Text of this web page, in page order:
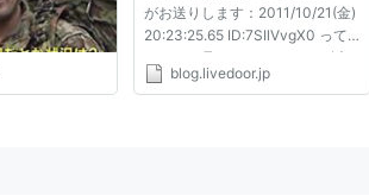
がお送りします：2011/10/21(金)
20:23:25.65 ID:7SIlVvgX0 って
いうのが見てみたいです 8： 以
下、名無しにかわりましてVIPが
blog.livedoor.jp